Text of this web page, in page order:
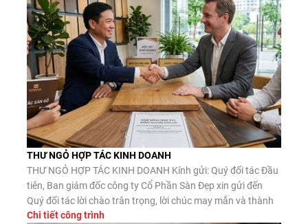
THƯ NGỎ HỢP TÁC KINH DOANH
THƯ NGỎ HỢP TÁC KINH DOANH Kính gửi: Quý đối tác Đầu
tiên, Ban giám đốc công ty Cổ Phần Sàn Đẹp xin gửi đến
Quý đối tác lời chào trân trọng, lời chúc may mắn và thành
công. Công ty CP Sàn Đẹp là đơn vị nhập khẩu, phân phối
Chi tiết công trình